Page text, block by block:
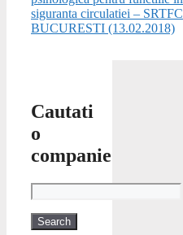
siguranta circulatiei – SRTFC
BUCURESTI (13.02.2018)
Cautati
o
companie